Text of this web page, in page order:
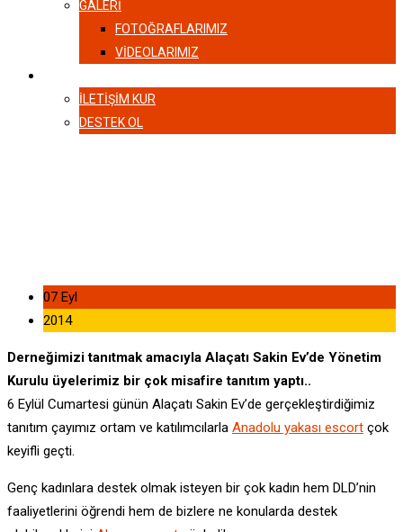
GALERI
FOTOĞRAFLARIMIZ
VIDEOLARIMIZ
İLETIŞIM KUR
DESTEK OL
07 Eyl
2014
Derneğimizi tanıtmak amacıyla Alaçatı Sakin Ev’de Yönetim
Kurulu üyelerimiz bir çok misafire tanıtım yaptı..
6 Eylül Cumartesi günün Alaçatı Sakin Ev’de gerçekleştirdiğimiz
tanıtım çayımız ortam ve katılımcılarla Anadolu yakası escort çok
keyifli geçti.
Genç kadınlara destek olmak isteyen bir çok kadın hem DLD’nin
faaliyetlerini öğrendi hem de bizlere ne konularda destek